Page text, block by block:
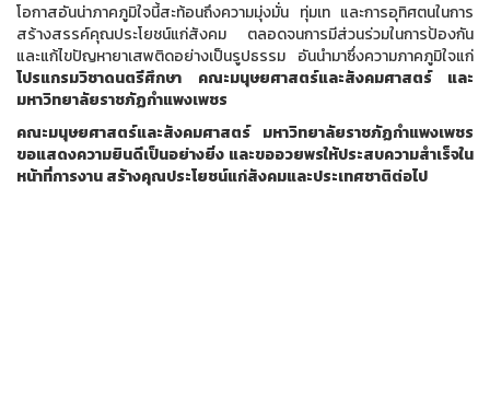
โอกาสอันน่าภาคภูมิใจนี้สะท้อนถึงความมุ่งมั่น ทุ่มเท และการอุทิศตนในการ
สร้างสรรค์คุณประโยชน์แก่สังคม ตลอดจนการมีส่วนร่วมในการป้องกัน
และแก้ไขปัญหายาเสพติดอย่างเป็นรูปธรรม อันนำมาซึ่งความภาคภูมิใจแก่
โปรแกรมวิชาดนตรีศึกษา คณะมนุษยศาสตร์และสังคมศาสตร์ และ
มหาวิทยาลัยราชภัฏกำแพงเพชร
คณะมนุษยศาสตร์และสังคมศาสตร์ มหาวิทยาลัยราชภัฏกำแพงเพชร
ขอแสดงความยินดีเป็นอย่างยิ่ง และขออวยพรให้ประสบความสำเร็จใน
หน้าที่การงาน สร้างคุณประโยชน์แก่สังคมและประเทศชาติต่อไป